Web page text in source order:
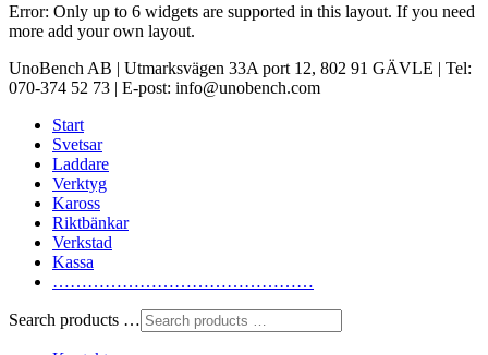
Error: Only up to 6 widgets are supported in this layout. If you need
more add your own layout.
UnoBench AB | Utmarksvägen 33A port 12, 802 91 GÄVLE | Tel:
070-374 52 73 | E-post: info@unobench.com
Start
Svetsar
Laddare
Verktyg
Kaross
Riktbänkar
Verkstad
Kassa
………………………………………
Search products …